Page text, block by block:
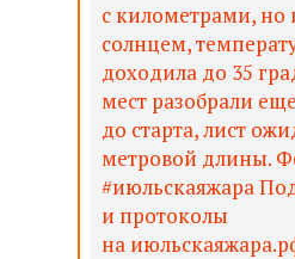
с километрами,
солнцем,
доходила до 35
мест разобрали
до старта, лист
метровой длины.
#июльскаяжара
и протоколы
на